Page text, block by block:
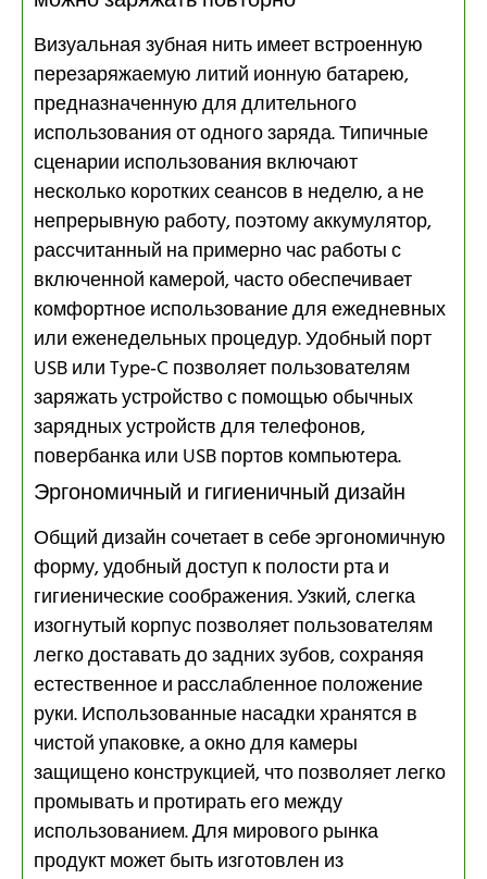
Визуальная зубная нить имеет встроенную
перезаряжаемую литий ионную батарею,
предназначенную для длительного
использования от одного заряда. Типичные
сценарии использования включают
несколько коротких сеансов в неделю, а не
непрерывную работу, поэтому аккумулятор,
рассчитанный на примерно час работы с
включенной камерой, часто обеспечивает
комфортное использование для ежедневных
или еженедельных процедур. Удобный порт
USB или Type‑C позволяет пользователям
заряжать устройство с помощью обычных
зарядных устройств для телефонов,
повербанка или USB портов компьютера.
Эргономичный и гигиеничный дизайн
Общий дизайн сочетает в себе эргономичную
форму, удобный доступ к полости рта и
гигиенические соображения. Узкий, слегка
изогнутый корпус позволяет пользователям
легко доставать до задних зубов, сохраняя
естественное и расслабленное положение
руки. Использованные насадки хранятся в
чистой упаковке, а окно для камеры
защищено конструкцией, что позволяет легко
промывать и протирать его между
использованием. Для мирового рынка
продукт может быть изготовлен из